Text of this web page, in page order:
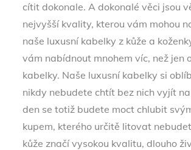
cítit dokonale. A dokonalé věci jsou
nejvyšší kvality, kterou vám mohou
naše luxusní kabelky z kůže a
vám nabídnout mnohem víc, než jen
kabelky. Naše luxusní kabelky si
nikdy nebudete chtít bez nich vyjít
den se totiž budete moct chlubit
kupem, kterého určitě litovat
kůže značí vysokou kvalitu, dlouho